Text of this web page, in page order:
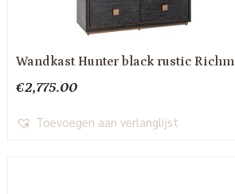
Wandkast Hunter black rustic
€2,775.00
Toevoegen aan verlanglijst